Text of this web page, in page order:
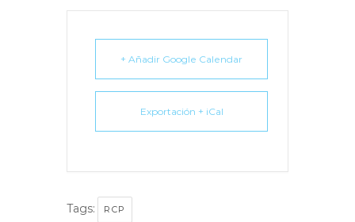
+ Añadir Google Calendar
Exportación + iCal
Tags: RCP